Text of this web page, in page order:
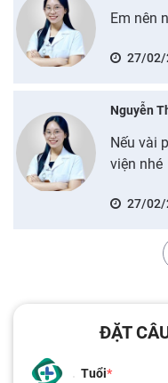
Em nên
27/02/
Nguyễn
Nếu vài
viện nhé
27/02/
ĐẶT
Tuổi